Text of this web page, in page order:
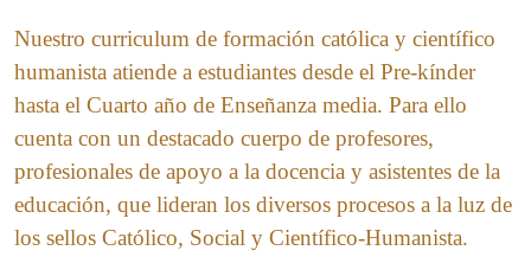
Nuestro curriculum de formación católica y científico
humanista atiende a estudiantes desde el Pre-kínder
hasta el Cuarto año de Enseñanza media. Para ello
cuenta con un destacado cuerpo de profesores,
profesionales de apoyo a la docencia y asistentes de la
educación, que lideran los diversos procesos a la luz de
los sellos Católico, Social y Científico-Humanista.